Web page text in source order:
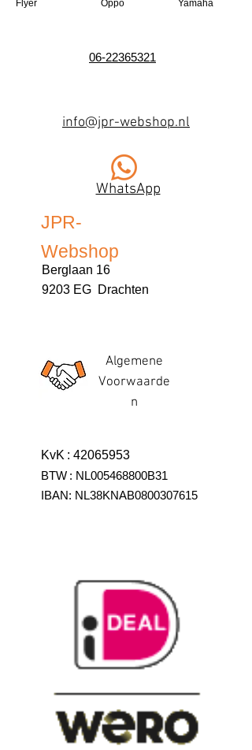
Flyer
Oppo
Yamaha
06-22365321
info@jpr-webshop.nl
WhatsApp
JPR-
Webshop
Berglaan 16
9203 EG Drachten
Algemene
Voorwaarde
n
KvK : 42065953
BTW : NL005468800B31
IBAN: NL38KNAB0800307615